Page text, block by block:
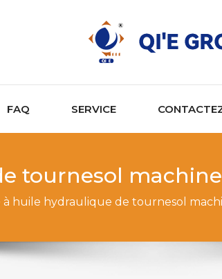
FAQ SERVICE
tournesol
à huile hydraulique de tournesol